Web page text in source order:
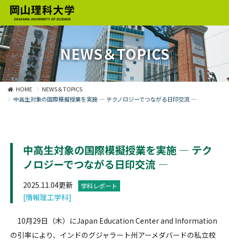
NEWS＆TOPICS
HOME
NEWS＆TOPICS
中高生対象の国際模擬授業を実施 ― テクノロジーでつながる日印交流 ―
中高生対象の国際模擬授業を実施 ― テク
ノロジーでつながる日印交流 ―
2025.11.04更新 学科レポート
[情報理工学科]
10月29日（木）にJapan Education Center and Information
の引率により、インドのグジャラート州アーメダバードの私立校